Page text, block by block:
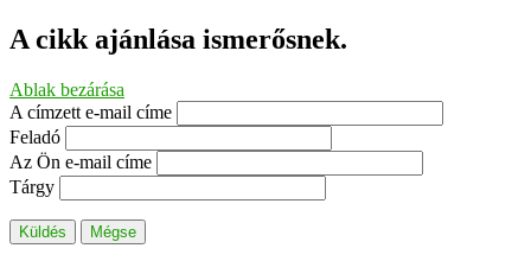
A cikk ajánlása ismerősnek.
Ablak bezárása
A címzett e-mail címe
Feladó
Az Ön e-mail címe
Tárgy
Küldés Mégse